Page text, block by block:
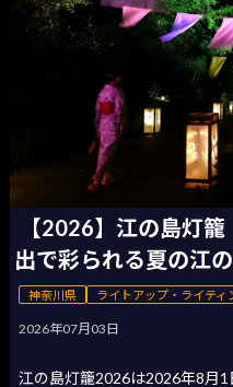
【2026】江の島灯
出で彩られる夏の江
神奈川県 ライトアップ・ライティ
2026年07月03日
江の島灯籠2026は2026年8月